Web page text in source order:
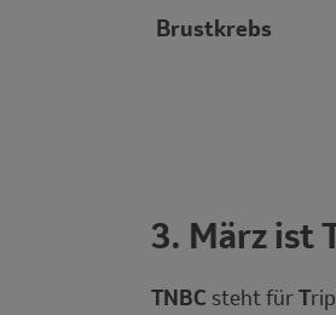
Brustkrebs
Description
3. März ist
TNBC steht fürT